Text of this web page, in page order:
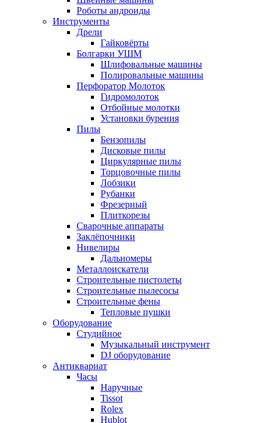
Роботы андроиды
Инструменты
Дрели
Гайковёрты
Болгарки УШМ
Шлифовальные машины
Полировальные машины
Перфоратор Молоток
Гидромолоток
Отбойные молотки
Установки бурения
Пилы
Бензопилы
Дисковые пилы
Циркулярные пилы
Торцовочные пилы
Лобзики
Рубанки
Фрезерный
Плиткорезы
Сварочные аппараты
Заклёпочники
Нивелиры
Дальномеры
Металлоискатели
Строительные пистолеты
Строительные пылесосы
Строительные фены
Тепловые пушки
Оборудование
Студийное
Музыкальный инструмент
DJ оборудование
Антиквариат
Часы
Наручные
Tissot
Rolex
Hublot